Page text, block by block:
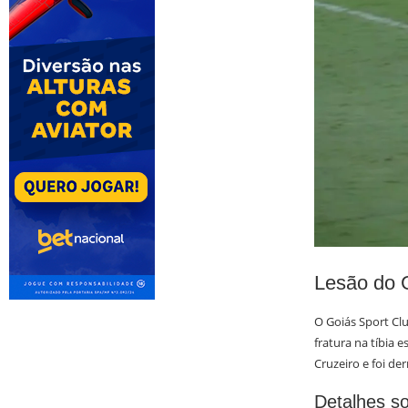
Lesão do
O Goiás Sport
fratura na tíbia
Cruzeiro e foi
Detalhes